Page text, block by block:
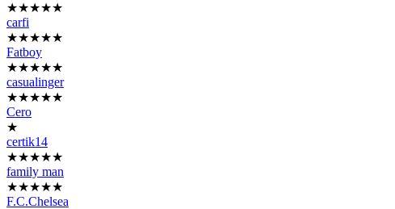
★★★★★
carfi
★★★★★
Fatboy
★★★★★
casualinger
★★★★★
Cero
★
certik14
★★★★★
family man
★★★★★
F.C.Chelsea